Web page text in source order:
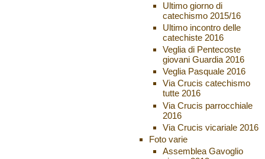
Ultimo giorno di
catechismo 2015/16
Ultimo incontro delle
catechiste 2016
Veglia di Pentecoste
giovani Guardia 2016
Veglia Pasquale 2016
Via Crucis catechismo
tutte 2016
Via Crucis parrocchiale
2016
Via Crucis vicariale 2016
Foto varie
Assemblea Gavoglio